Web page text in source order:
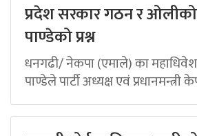
प्रदेश सरकार गठन र
पाण्डेको प्रश्न
धनगढी/ नेकपा (एमाले) का
पाण्डेले पार्टी अध्यक्ष एवं प्रधानमन्त्री